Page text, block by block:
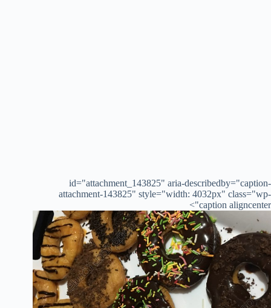
id="attachment_143825" aria-describedby="caption-
attachment-143825" style="width: 4032px" class="wp-
caption aligncenter">